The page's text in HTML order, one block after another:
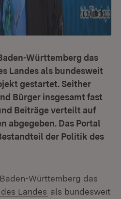
Württemberg das
Landes als bundesweit
gestartet. Seither
Bürger insgesamt fast
Beiträge verteilt auf
abgegeben. Das Portal
der Politik des
Württemberg das
Landes (Öffnet in neuem
als bundesweit